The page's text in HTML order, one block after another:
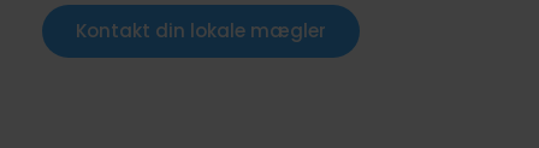
Kontakt din lokale mægler